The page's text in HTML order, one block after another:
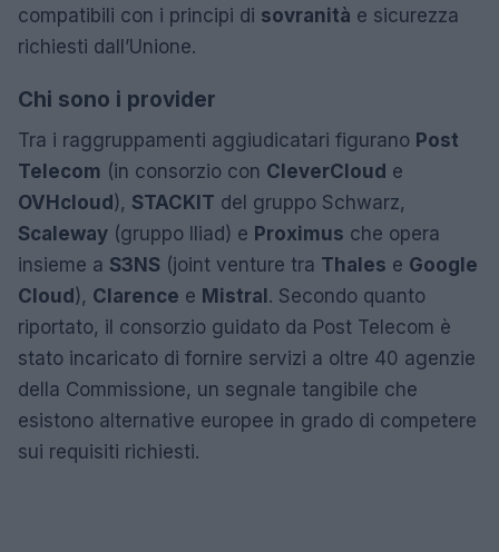
compatibili con i principi di sovranità e sicurezza
richiesti dall’Unione.
Chi sono i provider
Tra i raggruppamenti aggiudicatari figurano Post
Telecom (in consorzio con CleverCloud e
OVHcloud), STACKIT del gruppo Schwarz,
Scaleway (gruppo Iliad) e Proximus che opera
insieme a S3NS (joint venture tra Thales e Google
Cloud), Clarence e Mistral. Secondo quanto
riportato, il consorzio guidato da Post Telecom è
stato incaricato di fornire servizi a oltre 40 agenzie
della Commissione, un segnale tangibile che
esistono alternative europee in grado di competere
sui requisiti richiesti.